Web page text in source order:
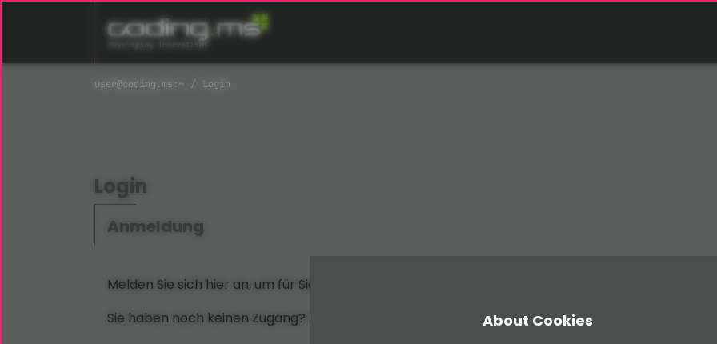
Login
Login
Anmeldung
Melden Sie sich hier an, um für Sie bereitgestellte Informationen, Downloads, etc. abzurufen.
Sie haben noch keinen Zugang? Dann schicken Sie uns eine Anfrage über unser
About Cookies